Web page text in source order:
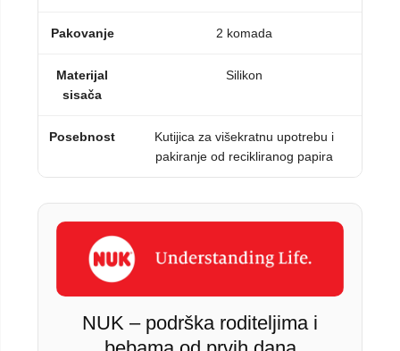
Pakovanje 2 komada
Materijal
sisača
Silikon
Posebnost
Kutijica za višekratnu upotrebu i
pakiranje od recikliranog papira
NUK – podrška roditeljima i